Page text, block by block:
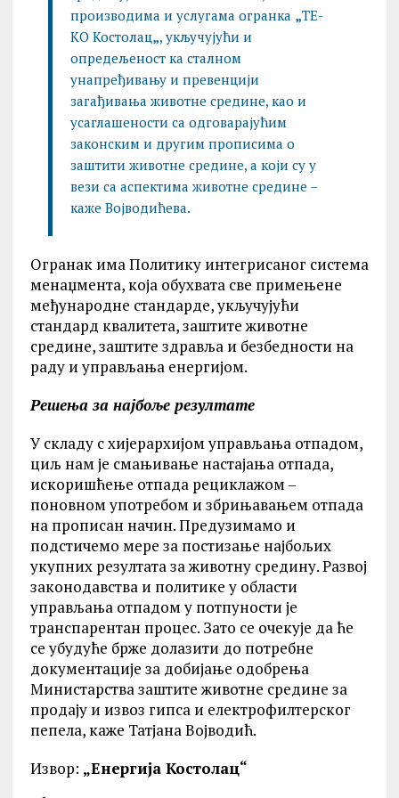
производима и услугама огранка „ТЕ-
КО Костолац„, укључујући и
опредељеност ка сталном
унапређивању и превенцији
загађивања животне средине, као и
усаглашености са одговарајућим
законским и другим прописима о
заштити животне средине, а који су у
вези са аспектима животне средине –
каже Војводићева.
Огранак има Политику интегрисаног система
менаџмента, која обухвата све примењене
међународне стандарде, укључујући
стандард квалитета, заштите животне
средине, заштите здравља и безбедности на
раду и управљања енергијом.
Решења за најбоље резултате
У складу с хијерархијом управљања отпадом,
циљ нам је смањивање настајања отпада,
искоришћење отпада рециклажом –
поновном употребом и збрињавањем отпада
на прописан начин. Предузимамо и
подстичемо мере за постизање најбољих
укупних резултата за животну средину. Развој
законодавства и политике у области
управљања отпадом у потпуности је
транспарентан процес. Зато се очекује да ће
се убудуће брже долазити до потребне
документације за добијање одобрења
Министарства заштите животне средине за
продају и извоз гипса и електрофилтерског
пепела, каже Татјана Војводић.
Извор: „Енергија Костолац“